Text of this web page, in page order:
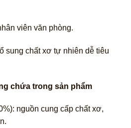
viên văn phòng.
sung chất xơ tự nhiên dễ tiêu
chứa trong sản phẩm
nguồn cung cấp chất xơ,